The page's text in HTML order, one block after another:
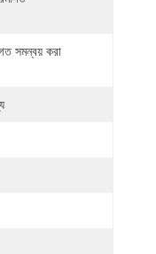
সমন্বয় করা